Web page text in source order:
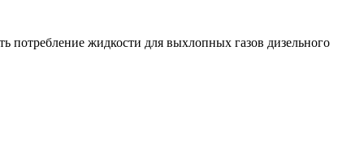
потребление жидкости для выхлопных газов дизельного